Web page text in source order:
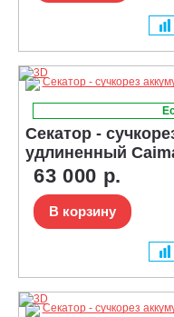
Секатор -
удлиненный
63 000 р.
В корзину